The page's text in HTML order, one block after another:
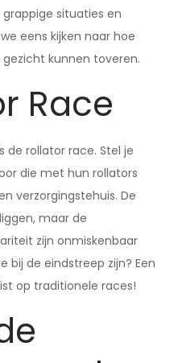
situaties en
eens kijken naar hoe
kunnen toveren.
Race
de rollator race. Stel je
die met hun rollators
verzorgingstehuis. De
maar de
zijn onmiskenbaar
bij de eindstreep zijn? Een
op traditionele races!